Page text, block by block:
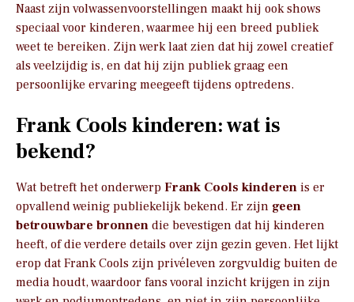
Naast zijn volwassenvoorstellingen maakt hij ook shows
speciaal voor kinderen, waarmee hij een breed publiek
weet te bereiken. Zijn werk laat zien dat hij zowel creatief
als veelzijdig is, en dat hij zijn publiek graag een
persoonlijke ervaring meegeeft tijdens optredens.
Frank Cools kinderen: wat is
bekend?
Wat betreft het onderwerp Frank Cools kinderen is er
opvallend weinig publiekelijk bekend. Er zijn geen
betrouwbare bronnen die bevestigen dat hij kinderen
heeft, of die verdere details over zijn gezin geven. Het lijkt
erop dat Frank Cools zijn privéleven zorgvuldig buiten de
media houdt, waardoor fans vooral inzicht krijgen in zijn